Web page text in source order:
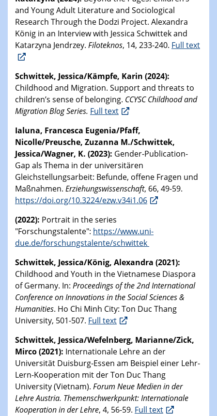
and Young Adult Literature and Sociological
Research Through the Dodzi Project. Alexandra
König in an Interview with Jessica Schwittek and
Katarzyna Jendrzey. Filoteknos, 14, 233-240. Full text
Schwittek, Jessica/Kämpfe, Karin (2024):
Childhood and Migration. Support and threats to
children’s sense of belonging. CCYSC Childhood and
Migration Blog Series. Full text
Ialuna, Francesca Eugenia/Pfaff,
Nicolle/Preusche, Zuzanna M./Schwittek,
Jessica/Wagner, K. (2023): Gender-Publication-
Gap als Thema in der universitären
Gleichstellungsarbeit: Befunde, offene Fragen und
Maßnahmen. Erziehungswissenschaft, 66, 49-59.
https://doi.org/10.3224/ezw.v34i1.06
(2022): Portrait in the series
"Forschungstalente": https://www.uni-
due.de/forschungstalente/schwittek
Schwittek, Jessica/König, Alexandra (2021):
Childhood and Youth in the Vietnamese Diaspora
of Germany. In: Proceedings of the 2nd International
Conference on Innovations in the Social Sciences &
Humanities. Ho Chi Minh City: Ton Duc Thang
University, 501-507. Full text
Schwittek, Jessica/Wefelnberg, Marianne/Zick,
Mirco (2021): Internationale Lehre an der
Universität Duisburg-Essen am Beispiel einer Lehr-
Lern-Kooperation mit der Ton Duc Thang
University (Vietnam). Forum Neue Medien in der
Lehre Austria. Themenschwerkpunkt: Internationale
Kooperation in der Lehre, 4, 56-59. Full text